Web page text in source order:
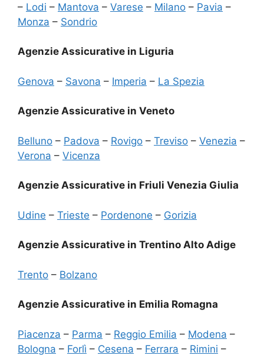
– Lodi – Mantova – Varese – Milano – Pavia –
Monza – Sondrio
Agenzie Assicurative in Liguria
Genova – Savona – Imperia – La Spezia
Agenzie Assicurative in Veneto
Belluno – Padova – Rovigo – Treviso – Venezia –
Verona – Vicenza
Agenzie Assicurative in Friuli Venezia Giulia
Udine – Trieste – Pordenone – Gorizia
Agenzie Assicurative in Trentino Alto Adige
Trento – Bolzano
Agenzie Assicurative in Emilia Romagna
Piacenza – Parma – Reggio Emilia – Modena –
Bologna – Forlì – Cesena – Ferrara – Rimini –